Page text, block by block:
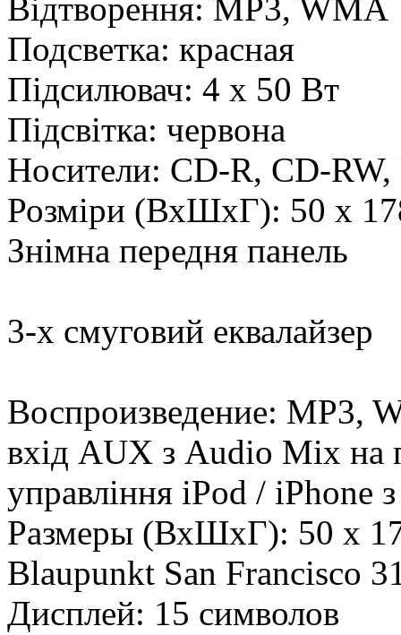
Відтворення: MP3, WMA
Подсветка: красная
Підсилювач: 4 х 50 Вт
Підсвітка: червона
Носители: CD-R, CD-
Розміри (ВхШхГ): 50 x
Знімна передня панель
3-х смуговий еквалайзер
Воспроизведение: MP3,
вхід AUX з Audio Mix на
управління iPod / iPhone
Размеры (ВхШхГ): 50 x
Blaupunkt San Francisco
Дисплей: 15 символов